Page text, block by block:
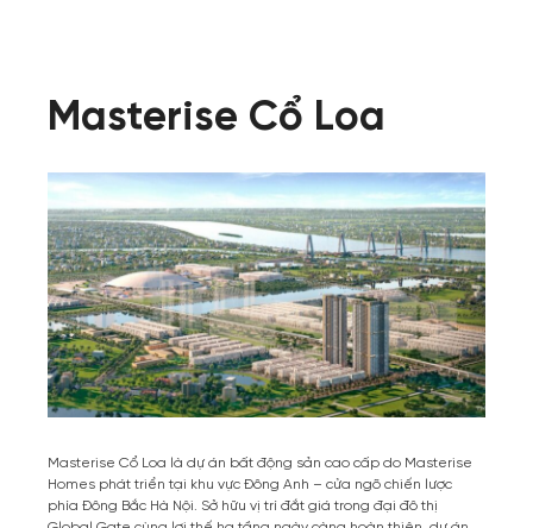
Masterise Cổ Loa
Masterise Cổ Loa là dự án bất động sản cao cấp do Masterise
Homes phát triển tại khu vực Đông Anh – cửa ngõ chiến lược
phía Đông Bắc Hà Nội. Sở hữu vị trí đắt giá trong đại đô thị